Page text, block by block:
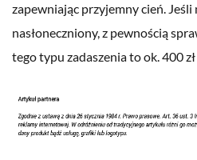
zapewniając przyjemny cień.
nasłoneczniony, z pewnością
tego typu zadaszenia to ok. 400